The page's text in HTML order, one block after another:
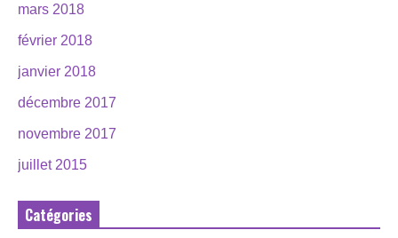
mars 2018
février 2018
janvier 2018
décembre 2017
novembre 2017
juillet 2015
Catégories